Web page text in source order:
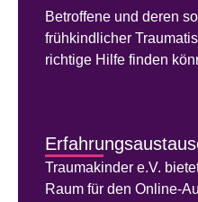
Betroffene und deren
frühkindlicher
richtige Hilfe finden
Traumakinder e.V.
Raum für den Online-